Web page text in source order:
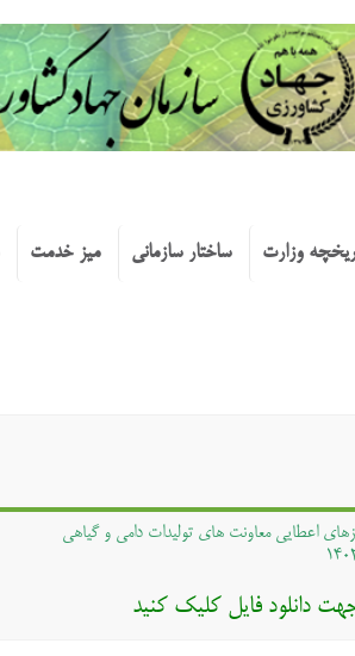
وزارت ساختار سازمانی میز خدمت
اعطایی معاونت های تولیدات دامی و گیاهی
دانلود فایل کلیک کنید